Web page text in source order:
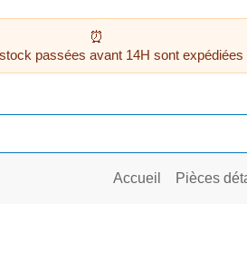
passées avant 14H sont
Accueil Pièces